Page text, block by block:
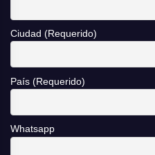
Ciudad (Requerido)
País (Requerido)
Whatsapp